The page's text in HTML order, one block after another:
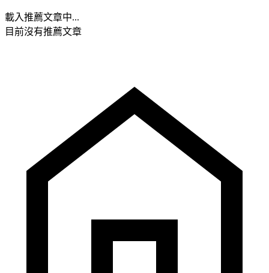
載入推薦文章中...
目前沒有推薦文章